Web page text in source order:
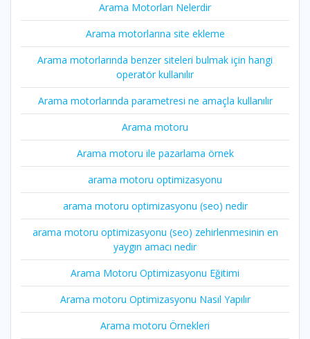
Arama Motorları Nelerdir
Arama motorlarına site ekleme
Arama motorlarında benzer siteleri bulmak için hangi
operatör kullanılır
Arama motorlarında parametresi ne amaçla kullanılır
Arama motoru
Arama motoru ile pazarlama örnek
arama motoru optimizasyonu
arama motoru optimizasyonu (seo) nedir
arama motoru optimizasyonu (seo) zehirlenmesinin en
yaygın amacı nedir
Arama Motoru Optimizasyonu Eğitimi
Arama motoru Optimizasyonu Nasıl Yapılır
Arama motoru Örnekleri